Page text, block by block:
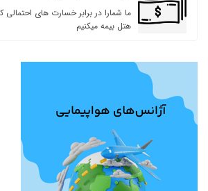
ما شمارا در برابر خسارت های احتمالی
هتل بیمه میکنیم